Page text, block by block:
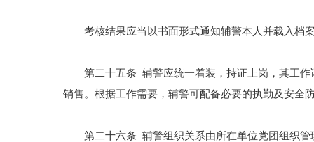
考核结果应当以书面形式通知辅警本人并载入档案
第二十五条 辅警应统一着装，持证上岗，其工作
销售。根据工作需要，辅警可配备必要的执勤及安全
第二十六条 辅警组织关系由所在单位党团组织管